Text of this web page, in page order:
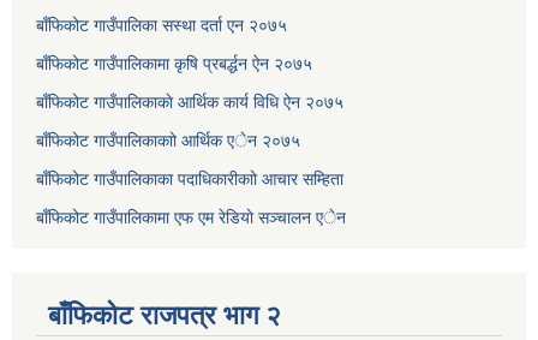
बाँफिकोट गाउँपालिका सस्था दर्ता एन २०७५
बाँफिकोट गाउँपालिकामा कृषि प्रबर्द्धन ऐन २०७५
बाँफिकोट गाउँपालिकाकाे आर्थिक कार्य विधि ऐन २०७५
बाँफिकोट गाउँपालिकाकाो आर्थिक एेन २०७५
बाँफिकोट गाउँपालिकाका पदाधिकारीकाो आचार सम्हिता
बाँफिकोट गाउँपालिकामा एफ एम रेडियाे सञ्चालन एेन
बाँफिकोट राजपत्र भाग २